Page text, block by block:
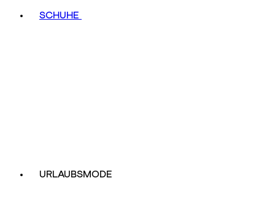
SCHUHE
URLAUBSMODE